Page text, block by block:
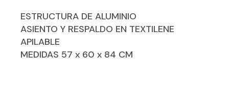
ESTRUCTURA DE ALUMINIO
ASIENTO Y RESPALDO EN TEXTILENE
APILABLE
MEDIDAS 57 x 60 x 84 CM